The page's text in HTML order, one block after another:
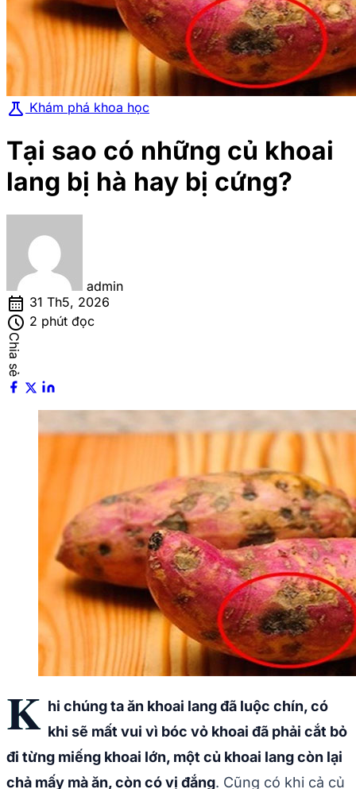
science Khám phá khoa học
Tại sao có những củ khoai
lang bị hà hay bị cứng?
admin
calendar_month 31 Th5, 2026
schedule 2 phút đọc
Chia sẻ
K hi chúng ta ăn khoai lang đã luộc chín, có
khi sẽ mất vui vì bóc vỏ khoai đã phải cắt bỏ
đi từng miếng khoai lớn, một củ khoai lang còn lại
chả mấy mà ăn, còn có vị đắng. Cũng có khi cả củ